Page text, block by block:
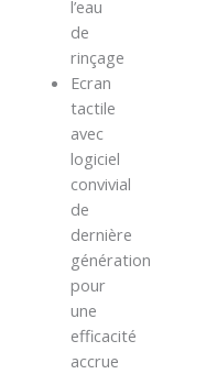
l’eau
de
rinçage
Ecran
tactile
avec
logiciel
convivial
de
dernière
génération
pour
une
efficacité
accrue